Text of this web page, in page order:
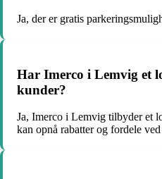
Ja, der er gratis
Har Imerco i Lemvig et
kunder?
Ja, Imerco i Lemvig tilbyder et
kan opnå rabatter og fordele